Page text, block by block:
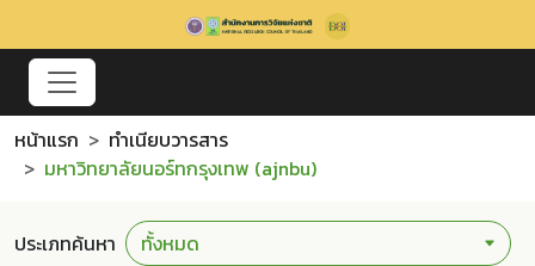
หน้าแรก
ทำเนียบวารสาร
มหาวิทยาลัยนอร์ทกรุงเทพ (ajnbu)
ประเภทค้นหา